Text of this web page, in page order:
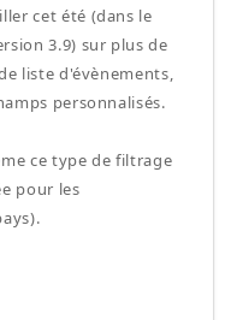
cet été (dans le
3.9) sur plus de
liste d'évènements,
personnalisés.
ce type de filtrage
pour les